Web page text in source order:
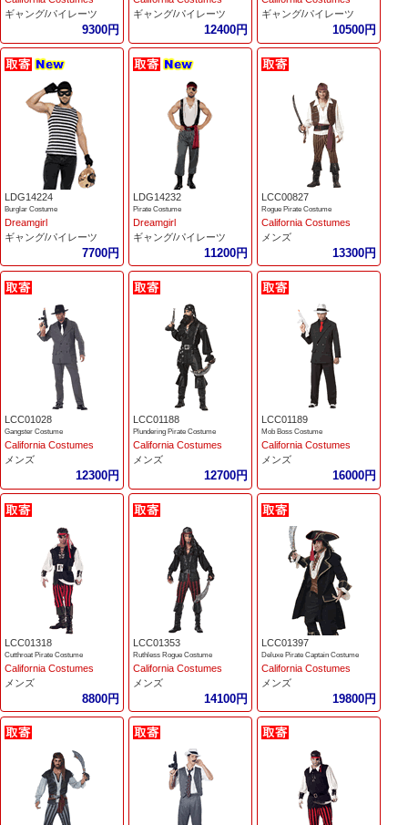
ギャング/パイレーツ
9300円
ギャング/パイレーツ
12400円
ギャング/パイレーツ
10500円
LDG14224
Burglar Costume
Dreamgirl
ギャング/パイレーツ
7700円
LDG14232
Pirate Costume
Dreamgirl
ギャング/パイレーツ
11200円
LCC00827
Rogue Pirate Costume
California Costumes
メンズ
13300円
LCC01028
Gangster Costume
California Costumes
メンズ
12300円
LCC01188
Plundering Pirate Costume
California Costumes
メンズ
12700円
LCC01189
Mob Boss Costume
California Costumes
メンズ
16000円
LCC01318
Cutthroat Pirate Costume
California Costumes
メンズ
8800円
LCC01353
Ruthless Rogue Costume
California Costumes
メンズ
14100円
LCC01397
Deluxe Pirate Captain Costume
California Costumes
メンズ
19800円